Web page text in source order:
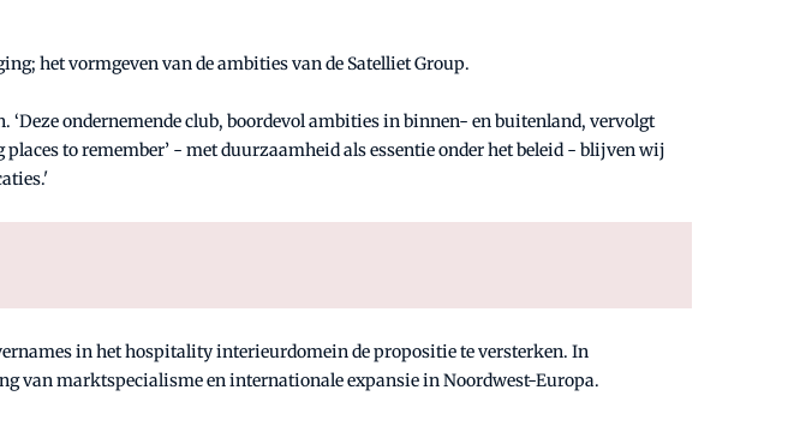
het vormgeven van de ambities van de Satelliet Group.
ondernemende club, boordevol ambities in binnen- en buitenland, vervolgt
to remember’ - met duurzaamheid als essentie onder het beleid - blijven wij
in het hospitality interieurdomein de propositie te versterken. In
van marktspecialisme en internationale expansie in Noordwest-Europa.